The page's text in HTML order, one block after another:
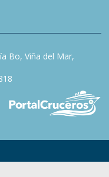
Bo, Viña del Mar,